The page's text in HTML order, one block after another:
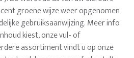
groene wijze weer opgenomen
gebruiksaanwijzing. Meer info
kiest, onze vul- of
assortiment vindt u op onze